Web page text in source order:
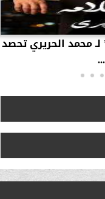
محمد الحريري تحصد